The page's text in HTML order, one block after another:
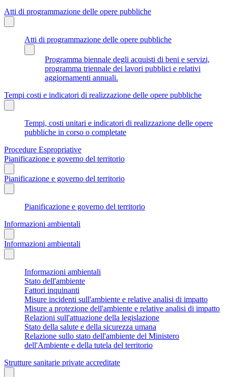
Atti di programmazione delle opere pubbliche
Atti di programmazione delle opere pubbliche
Programma biennale degli acquisti di beni e servizi,
programma triennale dei lavori pubblici e relativi
aggiornamenti annuali.
Tempi costi e indicatori di realizzazione delle opere pubbliche
Tempi, costi unitari e indicatori di realizzazione delle opere
pubbliche in corso o completate
Procedure Espropriative
Pianificazione e governo del territorio
Pianificazione e governo del territorio
Pianificazione e governo del territorio
Informazioni ambientali
Informazioni ambientali
Informazioni ambientali
Stato dell'ambiente
Fattori inquinanti
Misure incidenti sull'ambiente e relative analisi di impatto
Misure a protezione dell'ambiente e relative analisi di impatto
Relazioni sull'attuazione della legislazione
Stato della salute e della sicurezza umana
Relazione sullo stato dell'ambiente del Ministero
dell'Ambiente e della tutela del territorio
Strutture sanitarie private accreditate